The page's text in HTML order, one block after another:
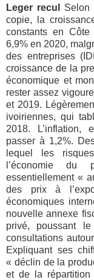
Leger recul
Selon
copie, la
constants en Côte
6,9% en 2020,
des entreprises
croissance de la
économique et
rester assez
et 2019.
ivoiriennes, qui
2018. L’inflation,
passer à 1,2%.
lequel les
l’économie du
essentiellement «
des prix à
économiques
nouvelle annexe
privé, poussant
consultations
Expliquant ses
« déclin de la
et de la